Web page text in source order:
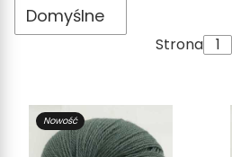
Domyślne
Strona
Nowość